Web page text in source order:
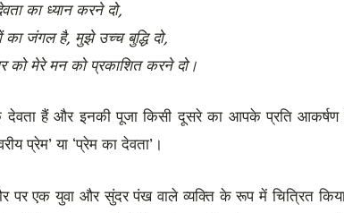
का ध्यान करने दो,
का जंगल है, मुझे उच्च बुद्धि दो,
को मेरे मन को प्रकाशित करने दो।
हैं और इनकी पूजा किसी दूसरे का आपके प्रति आकर्षण
प्रेम’ या ‘प्रेम का देवता’।
पर एक युवा और सुंदर पंख वाले व्यक्ति के रूप में चित्रित